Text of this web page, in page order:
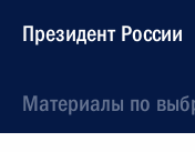
Президент России
Материалы по